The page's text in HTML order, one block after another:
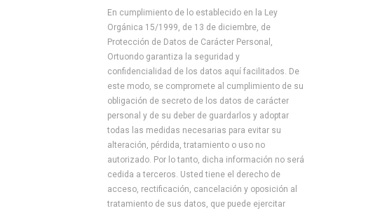
En cumplimiento de lo establecido en la Ley
Orgánica 15/1999, de 13 de diciembre, de
Protección de Datos de Carácter Personal,
Ortuondo garantiza la seguridad y
confidencialidad de los datos aquí facilitados. De
este modo, se compromete al cumplimiento de su
obligación de secreto de los datos de carácter
personal y de su deber de guardarlos y adoptar
todas las medidas necesarias para evitar su
alteración, pérdida, tratamiento o uso no
autorizado. Por lo tanto, dicha información no será
cedida a terceros. Usted tiene el derecho de
acceso, rectificación, cancelación y oposición al
tratamiento de sus datos, que puede ejercitar